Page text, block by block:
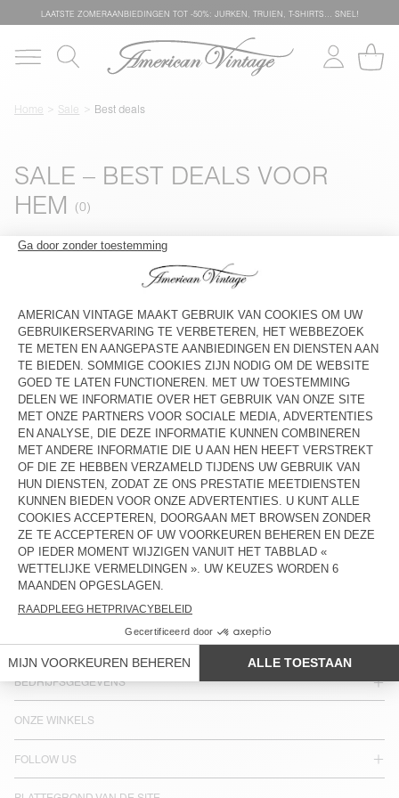
LAATSTE ZOMERAANBIEDINGEN TOT -50%: JURKEN, TRUIEN, T-SHIRTS… SNEL!
Home Sale Best deals
SALE – BEST DEALS VOOR
HEM
Filters & sorteren
LANDEN/REGIONS : NEDERLAND
TALEN :
TOEGANG
JOIN US
KLANTENSERVICE
BEDRIJFSGEGEVENS
ONZE WINKELS
FOLLOW US
NEWSLETTER